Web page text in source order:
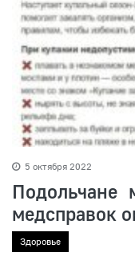
5 октября 2022
Подольчане
медсправок
Здоровье